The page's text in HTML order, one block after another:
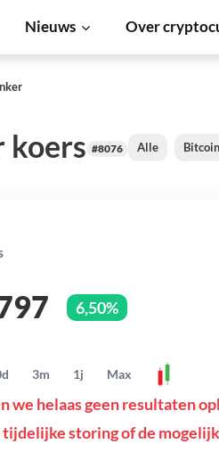
Nieuws Over
koers #8076 Alle Bitcoin
6,50%
3m 1j Max
we helaas geen resultaten
storing of de